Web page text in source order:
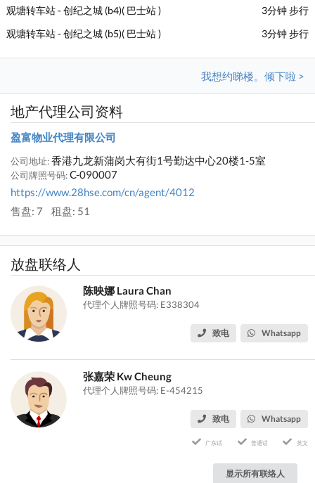
观塘转车站 - 创纪之城 (b4)( 巴士站 )
3分钟 步行
观塘转车站 - 创纪之城 (b5)( 巴士站 )
3分钟 步行
我想约睇楼。倾下啦 >
地产代理公司资料
盈富物业代理有限公司
公司地址:香港九龙新蒲岗大有街1号勤达中心20楼1-5室
公司牌照号码:C-090007
https://www.28hse.com/cn/agent/4012
售盘: 7
租盘: 51
放盘联络人
陈映娜 Laura Chan
代理个人牌照号码: E338304
致电 Whatsapp
张嘉荣 Kw Cheung
代理个人牌照号码: E-454215
致电 Whatsapp
广东话 普通话 英文
显示所有联络人